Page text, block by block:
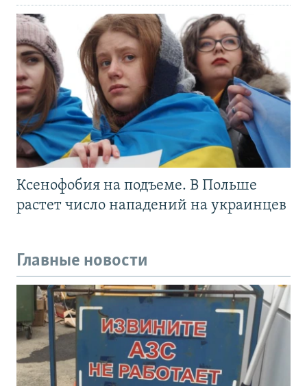
Ксенофобия на подъеме. В Польше
растет число нападений на украинцев
Главные новости